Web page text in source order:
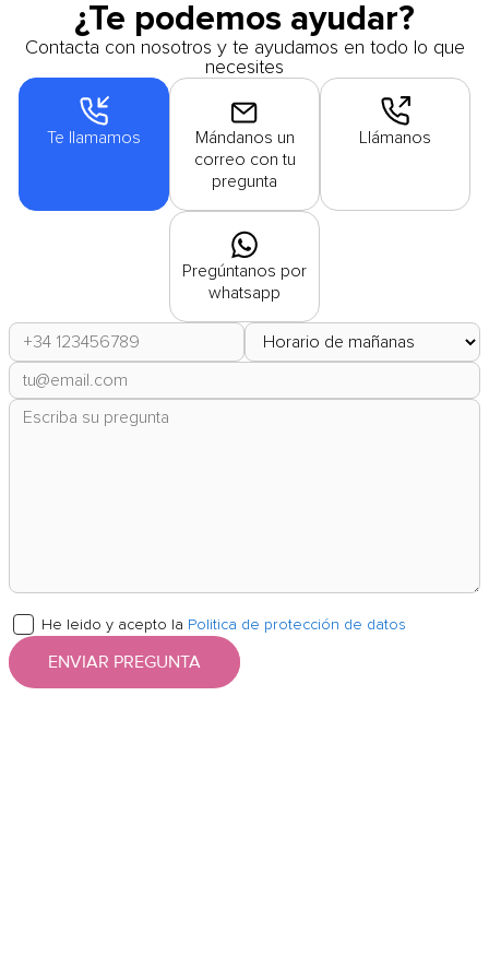
¿Te podemos ayudar?
Contacta con nosotros y te ayudamos en todo lo que
necesites
Te llamamos
Mándanos un
correo con tu
pregunta
Llámanos
Pregúntanos por
whatsapp
He leido y acepto la Politica de protección de datos
ENVIAR PREGUNTA